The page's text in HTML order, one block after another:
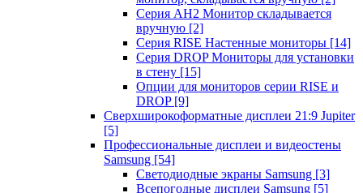
Серия AH2 Монитор складывается
вручную [2]
Серия RISE Настенные мониторы [14]
Серия DROP Мониторы для установки
в стену [15]
Опции для мониторов серии RISE и
DROP [9]
Сверхширокоформатные дисплеи 21:9 Jupiter
[5]
Профессиональные дисплеи и видеостены
Samsung [54]
Светодиодные экраны Samsung [3]
Всепогодные дисплеи Samsung [5]